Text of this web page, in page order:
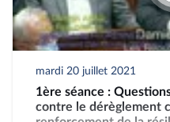
mardi 20 juillet 2021
1ère séance :
contre le dérèglement